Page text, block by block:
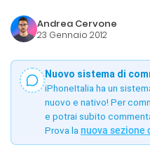
Andrea Cervone
23 Gennaio 2012
Nuovo sistema di
iPhoneItalia ha un
nuovo e nativo! Per
e potrai subito
Prova la nuova sezione